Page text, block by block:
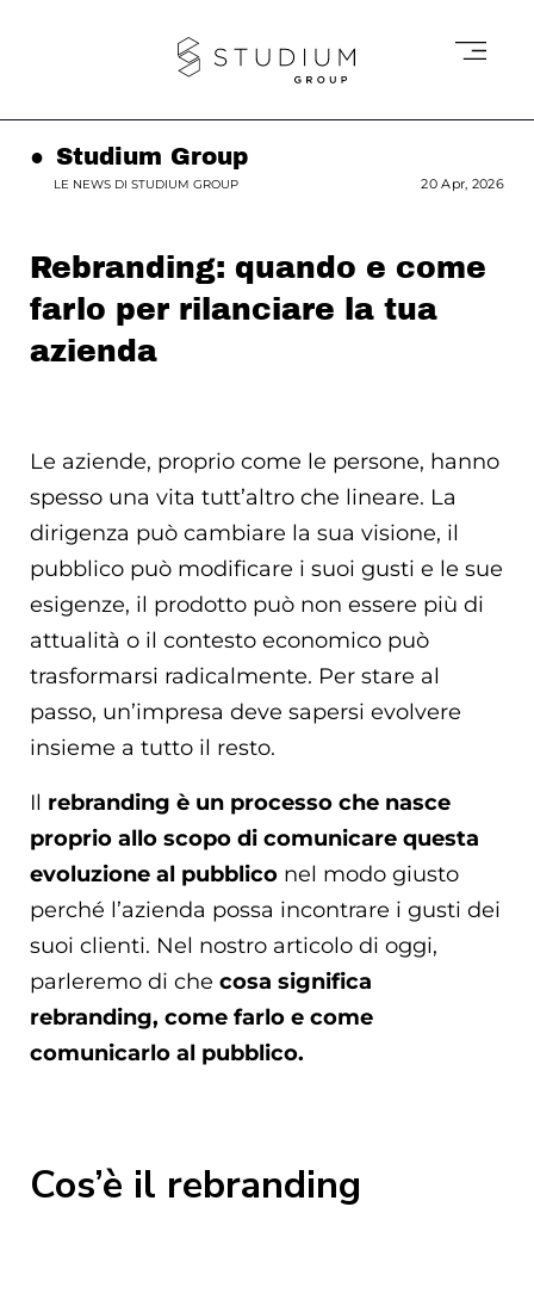
● Studium Group
LE NEWS DI STUDIUM GROUP 20 Apr, 2026
Rebranding: quando e come
farlo per rilanciare la tua
azienda
Le aziende, proprio come le persone, hanno
spesso una vita tutt’altro che lineare. La
dirigenza può cambiare la sua visione, il
pubblico può modificare i suoi gusti e le sue
esigenze, il prodotto può non essere più di
attualità o il contesto economico può
trasformarsi radicalmente. Per stare al
passo, un’impresa deve sapersi evolvere
insieme a tutto il resto.
Il rebranding è un processo che nasce
proprio allo scopo di comunicare questa
evoluzione al pubblico nel modo giusto
perché l’azienda possa incontrare i gusti dei
suoi clienti. Nel nostro articolo di oggi,
parleremo di che cosa significa
rebranding, come farlo e come
comunicarlo al pubblico.
Cos’è il rebranding